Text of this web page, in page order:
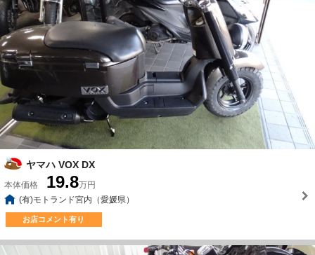
ヤマハ VOX DX
本体価格 19.8万円
(有)モトランド宮内（愛媛県）
お店コメント有り